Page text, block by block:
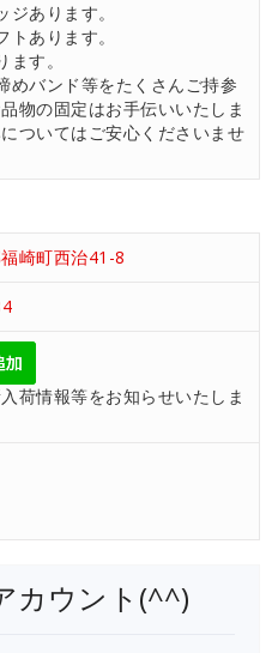
あります。
あります。
す。
めバンド等をたくさんご持参
物の固定はお手伝いいたしま
ついてはご安心くださいませ
崎町西治41-8
荷情報等をお知らせいたしま
カウント(^^)